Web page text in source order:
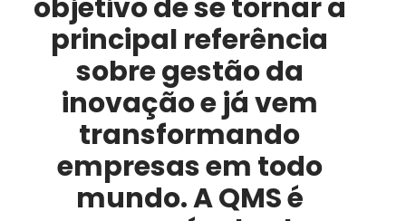
objetivo de se tornar a
principal referência
sobre gestão da
inovação e já vem
transformando
empresas em todo
mundo. A QMS é